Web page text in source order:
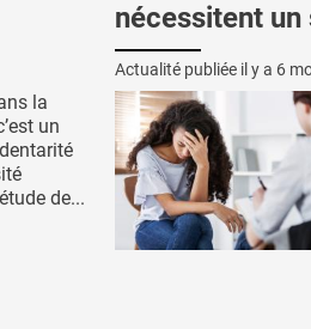
la
un
de...
nécessitent
Actualité publiée il y a 6